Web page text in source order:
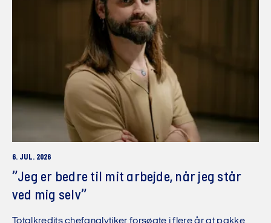
6. JUL. 2026
”Jeg er bedre til mit arbejde, når jeg står
ved mig selv”
Totalkredits chefanalytiker forsøgte i flere år at pakke